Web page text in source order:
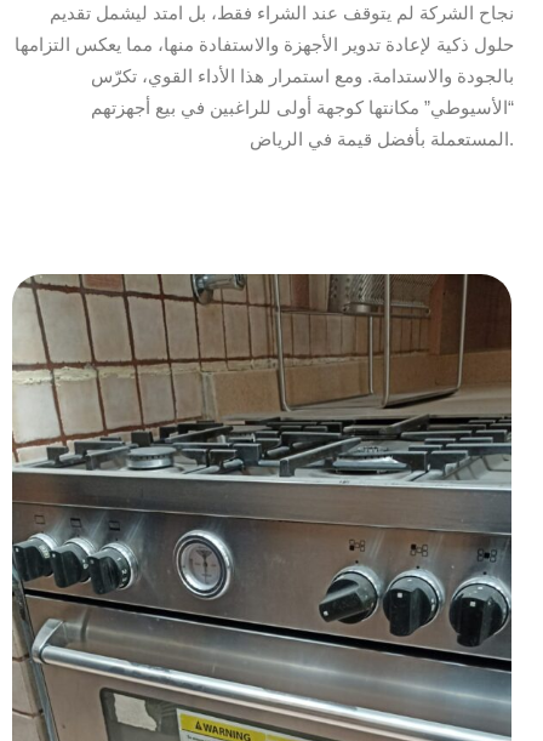
نجاح الشركة لم يتوقف عند الشراء فقط، بل امتد ليشمل تقديم
حلول ذكية لإعادة تدوير الأجهزة والاستفادة منها، مما يعكس التزامها
بالجودة والاستدامة. ومع استمرار هذا الأداء القوي، تكرّس
“الأسيوطي” مكانتها كوجهة أولى للراغبين في بيع أجهزتهم
المستعملة بأفضل قيمة في الرياض.